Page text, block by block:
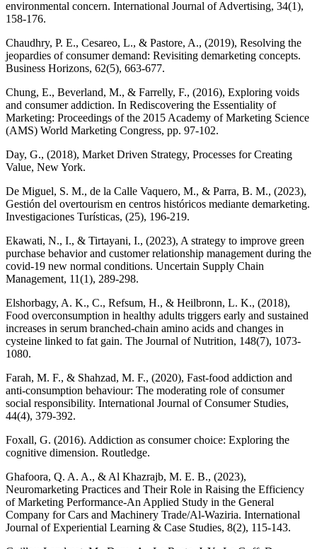
environmental concern. International Journal of Advertising, 34(1),
Chaudhry, P. E., Cesareo, L., & Pastore, A., (2019), Resolving the
jeopardies of consumer demand: Revisiting demarketing concepts.
Chung, E., Beverland, M., & Farrelly, F., (2016), Exploring voids
and consumer addiction. In Rediscovering the Essentiality of
Marketing: Proceedings of the 2015 Academy of Marketing Science
Day, G., (2018), Market Driven Strategy, Processes for Creating
Value, New York.
De Miguel, S. M., de la Calle Vaquero, M., & Parra, B. M., (2023),
Gestión del overtourism en centros históricos mediante demarketing.
Ekawati, N., I., & Tirtayani, I., (2023), A strategy to improve green
purchase behavior and customer relationship management during the
covid-19 new normal conditions. Uncertain Supply Chain
Elshorbagy, A. K., C., Refsum, H., & Heilbronn, L. K., (2018),
Food overconsumption in healthy adults triggers early and sustained
increases in serum branched-chain amino acids and changes in
cysteine linked to fat gain. The Journal of Nutrition, 148(7), 1073-
Farah, M. F., & Shahzad, M. F., (2020), Fast‐food addiction and
anti‐consumption behaviour: The moderating role of consumer
social responsibility. International Journal of Consumer Studies,
Foxall, G. (2016). Addiction as consumer choice: Exploring the
Ghafoora, Q. A. A., & Al Khazrajb, M. E. B., (2023),
Neuromarketing Practices and Their Role in Raising the Efficiency
of Marketing Performance-An Applied Study in the General
Company for Cars and Machinery Trade/Al-Waziria. International